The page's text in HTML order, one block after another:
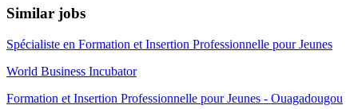
Similar jobs
Spécialiste en Formation et Insertion Professionnelle pour Jeunes
World Business Incubator
Formation et Insertion Professionnelle pour Jeunes - Ouagadougou